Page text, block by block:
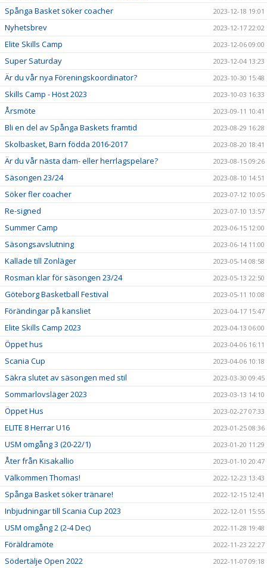
Spånga Basket söker coacher 2023-12-18 19:01
Nyhetsbrev 2023-12-17 22:02
Elite Skills Camp 2023-12-06 09:00
Super Saturday 2023-12-04 13:23
Är du vår nya Föreningskoordinator? 2023-10-30 15:48
Skills Camp - Höst 2023 2023-10-03 16:33
Årsmöte 2023-09-11 10:41
Bli en del av Spånga Baskets framtid 2023-08-29 16:28
Skolbasket, Barn födda 2016-2017 2023-08-20 18:41
Är du vår nästa dam- eller herrlagspelare? 2023-08-15 09:26
Säsongen 23/24 2023-08-10 14:51
Söker fler coacher 2023-07-12 10:05
Re-signed 2023-07-10 13:57
Summer Camp 2023-06-15 12:00
Säsongsavslutning 2023-06-14 11:00
Kallade till Zonläger 2023-05-14 08:58
Rosman klar för säsongen 23/24 2023-05-13 22:50
Göteborg Basketball Festival 2023-05-11 10:08
Förändingar på kansliet 2023-04-17 15:47
Elite Skills Camp 2023 2023-04-13 06:00
Öppet hus 2023-04-06 16:11
Scania Cup 2023-04-06 10:18
Säkra slutet av säsongen med stil 2023-03-30 09:45
Sommarlovsläger 2023 2023-03-13 14:10
Öppet Hus 2023-02-27 07:33
ELITE 8 Herrar U16 2023-01-25 08:36
USM omgång 3 (20-22/1) 2023-01-20 11:29
Åter från Kisakallio 2023-01-10 20:47
Välkommen Thomas! 2022-12-23 13:43
Spånga Basket söker tränare! 2022-12-15 12:41
Inbjudningar till Scania Cup 2023 2022-12-01 15:55
USM omgång 2 (2-4 Dec) 2022-11-28 19:48
Föräldramöte 2022-11-23 22:27
Södertälje Open 2022 2022-11-07 09:18